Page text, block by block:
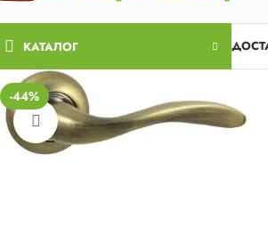
КАТАЛОГ
-44%
Нажмите, чтобы увеличить